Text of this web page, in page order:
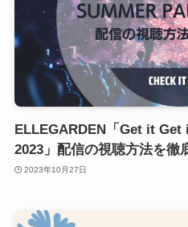
ELLEGARDEN「Get it
2023」配信の視聴方法を徹
2023年10月27日